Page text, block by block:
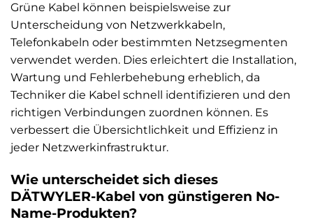
Grüne Kabel können beispielsweise zur
Unterscheidung von Netzwerkkabeln,
Telefonkabeln oder bestimmten Netzsegmenten
verwendet werden. Dies erleichtert die Installation,
Wartung und Fehlerbehebung erheblich, da
Techniker die Kabel schnell identifizieren und den
richtigen Verbindungen zuordnen können. Es
verbessert die Übersichtlichkeit und Effizienz in
jeder Netzwerkinfrastruktur.
Wie unterscheidet sich dieses
DÄTWYLER-Kabel von günstigeren No-
Name-Produkten?